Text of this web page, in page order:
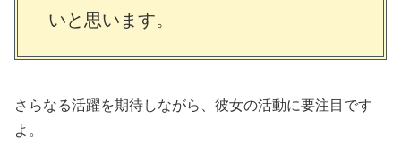
いと思います。
さらなる活躍を期待しながら、彼女の活動に要注目です
よ。